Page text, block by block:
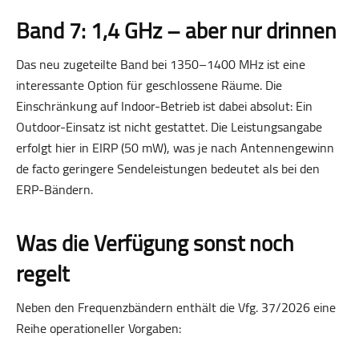
Band 7: 1,4 GHz – aber nur drinnen
Das neu zugeteilte Band bei 1350–1400 MHz ist eine
interessante Option für geschlossene Räume. Die
Einschränkung auf Indoor-Betrieb ist dabei absolut: Ein
Outdoor-Einsatz ist nicht gestattet. Die Leistungsangabe
erfolgt hier in EIRP (50 mW), was je nach Antennengewinn
de facto geringere Sendeleistungen bedeutet als bei den
ERP-Bändern.
Was die Verfügung sonst noch
regelt
Neben den Frequenzbändern enthält die Vfg. 37/2026 eine
Reihe operationeller Vorgaben: